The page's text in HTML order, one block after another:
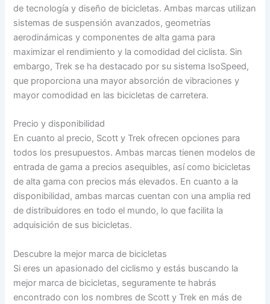
de tecnología y diseño de bicicletas. Ambas marcas utilizan
sistemas de suspensión avanzados, geometrías
aerodinámicas y componentes de alta gama para
maximizar el rendimiento y la comodidad del ciclista. Sin
embargo, Trek se ha destacado por su sistema IsoSpeed,
que proporciona una mayor absorción de vibraciones y
mayor comodidad en las bicicletas de carretera.
Precio y disponibilidad
En cuanto al precio, Scott y Trek ofrecen opciones para
todos los presupuestos. Ambas marcas tienen modelos de
entrada de gama a precios asequibles, así como bicicletas
de alta gama con precios más elevados. En cuanto a la
disponibilidad, ambas marcas cuentan con una amplia red
de distribuidores en todo el mundo, lo que facilita la
adquisición de sus bicicletas.
Descubre la mejor marca de bicicletas
Si eres un apasionado del ciclismo y estás buscando la
mejor marca de bicicletas, seguramente te habrás
encontrado con los nombres de Scott y Trek en más de